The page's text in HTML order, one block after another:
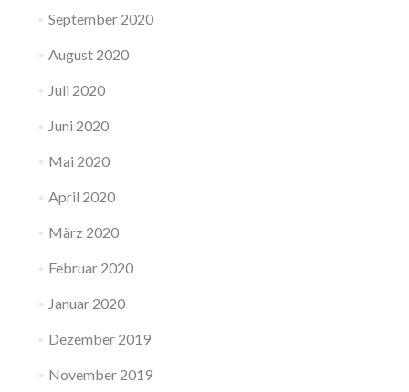
September 2020
August 2020
Juli 2020
Juni 2020
Mai 2020
April 2020
März 2020
Februar 2020
Januar 2020
Dezember 2019
November 2019